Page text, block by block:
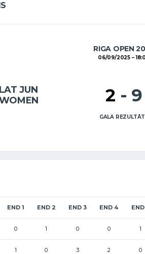
RIGA OPEN
06/09/2025
LAT JUN
2 - 9
GALA
END 1 END 2 END 3 END 4
0 1 0 0 1
1 0 3 2 0